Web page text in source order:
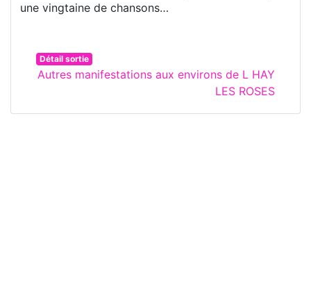
une vingtaine de chansons…
Détail sortie
Autres manifestations aux environs de L HAY
LES ROSES